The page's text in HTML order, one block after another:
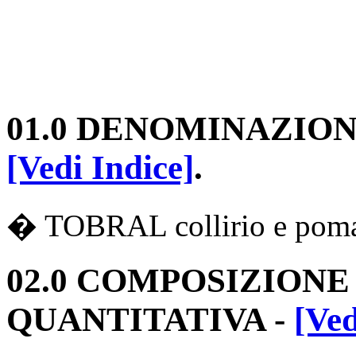
01.0
[Vedi Indice].
� TOBRAL collirio e
02.0
QUANTITATIVA -